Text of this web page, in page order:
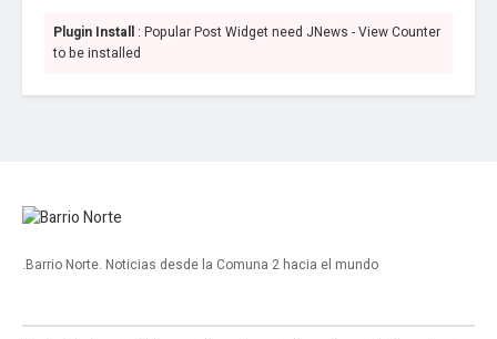
Plugin Install : Popular Post Widget need JNews - View Counter
to be installed
.Barrio Norte. Noticias desde la Comuna 2 hacia el mundo